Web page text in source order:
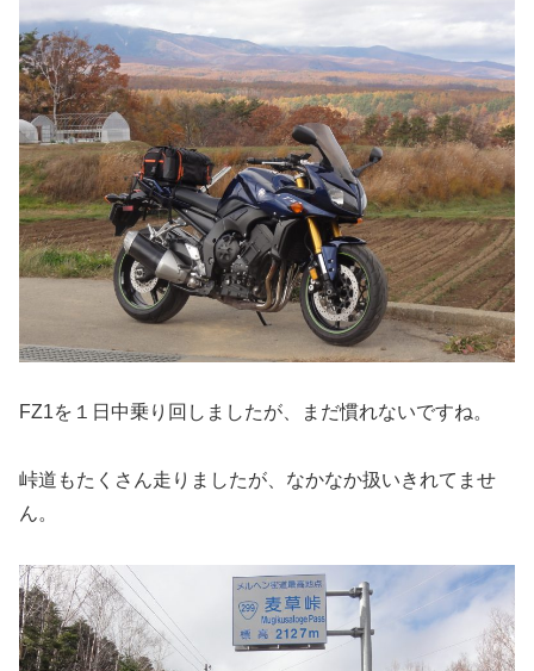
FZ1を１日中乗り回しましたが、まだ慣れないですね。
峠道もたくさん走りましたが、なかなか扱いきれてませ
ん。